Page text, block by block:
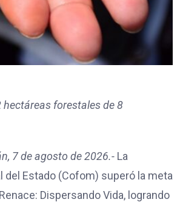
hectáreas forestales de 8
7 de agosto de 2026.- La
del Estado (Cofom) superó la meta
Dispersando Vida, logrando